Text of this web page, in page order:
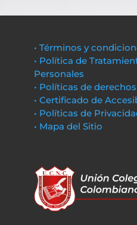
• Términos y
• Política de
Personales
• Políticas de
• Certificado de
• Políticas de
• Mapa del Sitio